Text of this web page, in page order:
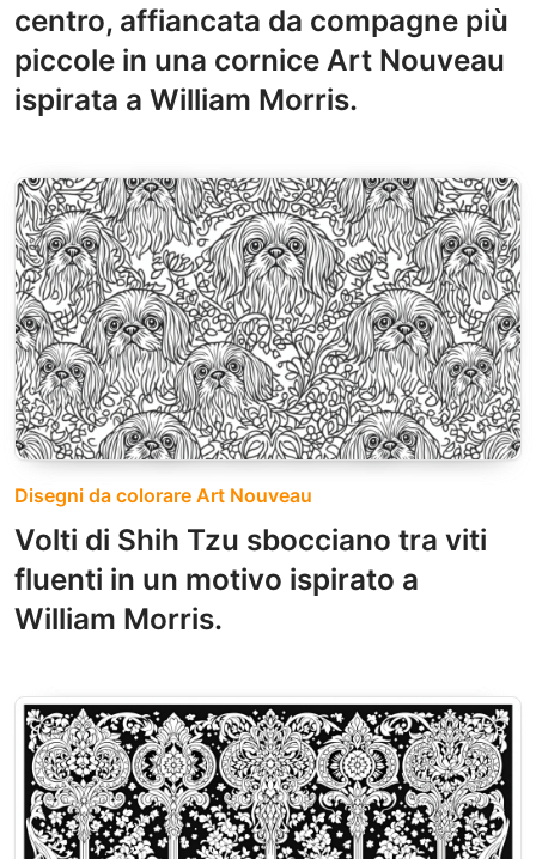
centro, affiancata da compagne più
piccole in una cornice Art Nouveau
ispirata a William Morris.
Disegni da colorare Art Nouveau
Volti di Shih Tzu sbocciano tra viti
fluenti in un motivo ispirato a
William Morris.